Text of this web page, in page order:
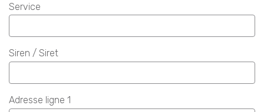
Service
Siren / Siret
Adresse ligne 1